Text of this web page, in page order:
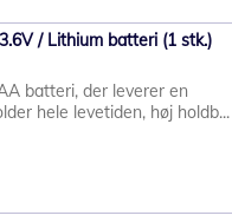
/ Lithium batteri (1 stk.)
batteri, der leverer en
hele levetiden, høj holdb...